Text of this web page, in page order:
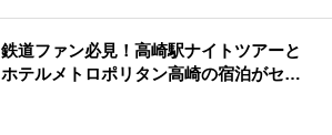
鉄道ファン必見！高崎駅ナイトツアーと
ホテルメトロポリタン高崎の宿泊がセッ